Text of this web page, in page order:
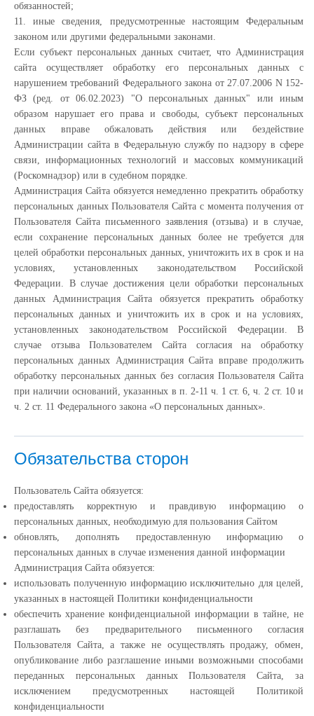
обязанностей;
11. иные сведения, предусмотренные настоящим Федеральным
законом или другими федеральными законами.
Если субъект персональных данных считает, что Администрация
сайта осуществляет обработку его персональных данных с
нарушением требований Федерального закона от 27.07.2006 N 152-
ФЗ (ред. от 06.02.2023) "О персональных данных" или иным
образом нарушает его права и свободы, субъект персональных
данных вправе обжаловать действия или бездействие
Администрации сайта в Федеральную службу по надзору в сфере
связи, информационных технологий и массовых коммуникаций
(Роскомнадзор) или в судебном порядке.
Администрация Сайта обязуется немедленно прекратить обработку
персональных данных Пользователя Сайта с момента получения от
Пользователя Сайта письменного заявления (отзыва) и в случае,
если сохранение персональных данных более не требуется для
целей обработки персональных данных, уничтожить их в срок и на
условиях, установленных законодательством Российской
Федерации. В случае достижения цели обработки персональных
данных Администрация Сайта обязуется прекратить обработку
персональных данных и уничтожить их в срок и на условиях,
установленных законодательством Российской Федерации. В
случае отзыва Пользователем Сайта согласия на обработку
персональных данных Администрация Сайта вправе продолжить
обработку персональных данных без согласия Пользователя Сайта
при наличии оснований, указанных в п. 2-11 ч. 1 ст. 6, ч. 2 ст. 10 и
ч. 2 ст. 11 Федерального закона «О персональных данных».
Обязательства сторон
Пользователь Сайта обязуется:
предоставлять корректную и правдивую информацию о
персональных данных, необходимую для пользования Сайтом
обновлять, дополнять предоставленную информацию о
персональных данных в случае изменения данной информации
Администрация Сайта обязуется:
использовать полученную информацию исключительно для целей,
указанных в настоящей Политики конфиденциальности
обеспечить хранение конфиденциальной информации в тайне, не
разглашать без предварительного письменного согласия
Пользователя Сайта, а также не осуществлять продажу, обмен,
опубликование либо разглашение иными возможными способами
переданных персональных данных Пользователя Сайта, за
исключением предусмотренных настоящей Политикой
конфиденциальности